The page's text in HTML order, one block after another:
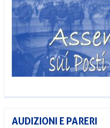
AUDIZIONI E PARERI